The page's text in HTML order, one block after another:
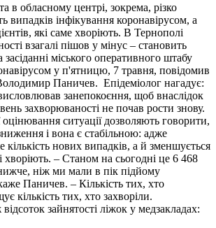
в обласному центрі, зокрема, різко
випадків інфікування коронавірусом, а
які саме хворіють. В Тернополі
взагалі пішов у мінус – становить
засіданні міського оперативного штабу
у п'ятницю, 7 травня, повідомив
Паничев. Епідеміолог нагадує:
занепокоєння, щоб внаслідок
захворюваності не почав рости знову.
оцінювання ситуації дозволяють говорити,
і вона є стабільною: адже
нових випадків, а й зменшується
хворіють. – Станом на сьогодні це 6 468
ніж ми мали в пік підйому
Паничев. – Кількість тих, хто
кількість тих, хто захворіли.
зайнятості ліжок у медзакладах: